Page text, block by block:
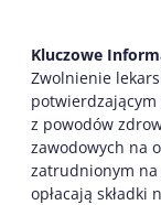
Kluczowe
Zwolnienie
z powodów
zawodowych na
zatrudnionym
opłacają